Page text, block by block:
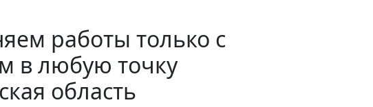
работы только с
в любую точку
область